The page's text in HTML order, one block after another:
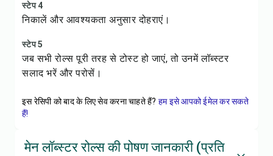
स्टेप 4
निकालें और आवश्यकता अनुसार दोहराएं।
स्टेप 5
जब सभी रोल्स पूरी तरह से टोस्ट हो जाएं, तो उनमें लॉब्स्टर
सलाद भरें और परोसें।
इस रेसिपी को बाद के लिए सेव करना चाहते हैं? हम इसे आपको ईमेल कर सकते
हैं!
मेन लॉब्स्टर रोल्स की पोषण जानकारी (प्रति